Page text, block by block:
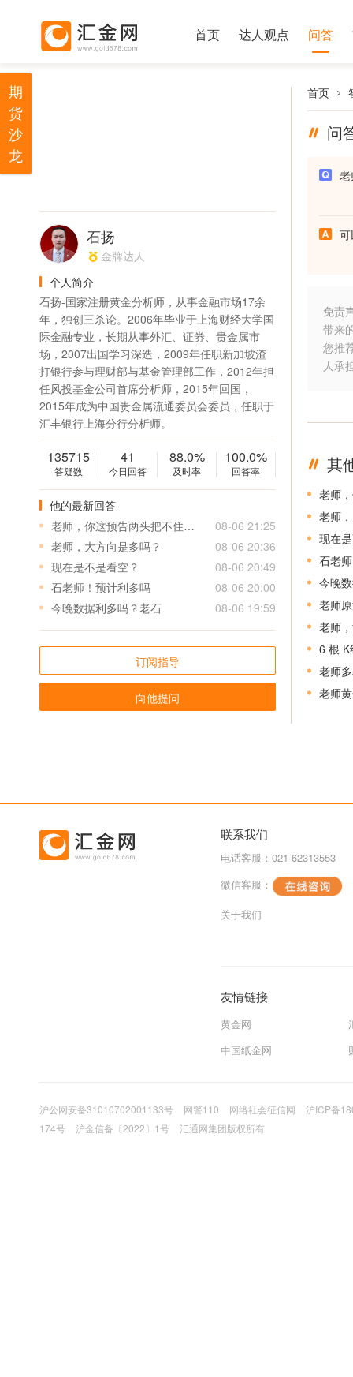
首页 达人观点 问答
石扬
金牌达人
个人简介
石扬-国家注册黄金分析师，从事金融市场17余
年，独创三杀论。2006年毕业于上海财经大学国
际金融专业，长期从事外汇、证劵、贵金属市
场，2007出国学习深造，2009年任职新加坡渣
打银行参与理财部与基金管理部工作，2012年担
任风投基金公司首席分析师，2015年回国，
2015年成为中国贵金属流通委员会委员，任职于
汇丰银行上海分行分析师。
135715
答疑数
41
今日回答
88.0%
及时率
100.0%
回答率
他的最新回答
老师，你这预告两头把不住，还能到4328吗
08-06 21:25
老师，大方向是多吗？
08-06 20:36
现在是不是看空？
08-06 20:49
石老师！预计利多吗
08-06 20:00
今晚数据利多吗？老石
08-06 19:59
订阅指导
向他提问
首页
问
免责
带来
您推
人承
其
老师
老师
现在
石老
今晚
老师
老师
6 根 K
老师
老师
联系我们
电话客服：021-62313553
微信客服：
关于我们
友情链接
黄金网
中国纸金网
沪公网安备31010702001133号 网警110 网络社会征信网
沪ICP备
174号
沪金信备〔2022〕1号 汇通网集团版权所有
期
货
沙
龙